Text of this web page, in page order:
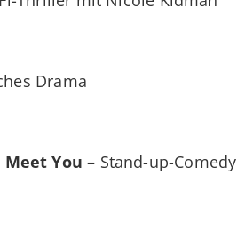
Drama
You – Stand-up-Comedy